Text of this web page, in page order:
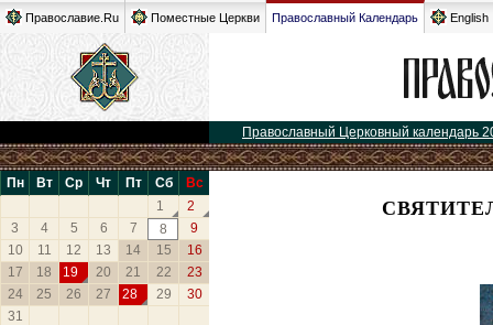
Православие.Ru Поместные Церкви Православный Календарь English
Православный Церковный календарь
Пн Вт Ср Чт Пт Сб
Вс
1
2
3
4 5 6 7 8
9
10
11 12 13 14 15
16
17
18 19 20 21 22
23
24
25 26 27 28 29
30
31